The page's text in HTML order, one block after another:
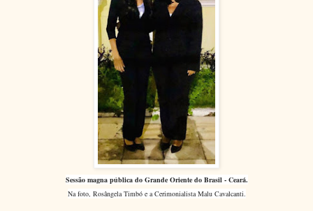
Sessão magna pública do Grande Oriente do Brasil - Ceará.
Na foto, Rosângela Timbó e a Cerimonialista Malu Cavalcanti.